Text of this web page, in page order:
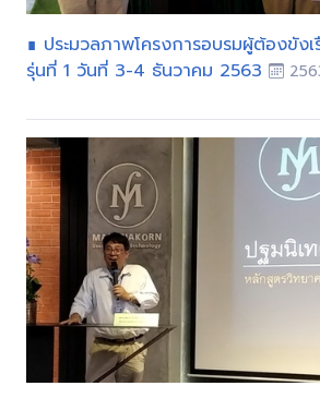
∎ ประมวลภาพโครงการอบรมผู้ต้องขัง
รุ่นที่ 1 วันที่ 3-4 ธันวาคม 2563